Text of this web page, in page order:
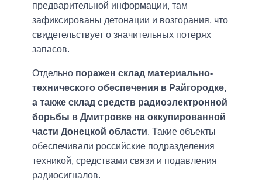
предварительной информации, там
зафиксированы детонации и возгорания, что
свидетельствует о значительных потерях
запасов.
Отдельно поражен склад материально-
технического обеспечения в Райгородке,
а также склад средств радиоэлектронной
борьбы в Дмитровке на оккупированной
части Донецкой области. Такие объекты
обеспечивали российские подразделения
техникой, средствами связи и подавления
радиосигналов.